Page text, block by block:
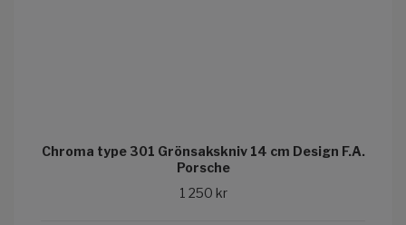
Chroma type 301 Grönsakskniv 14 cm Design F.A.
Porsche
1 250 kr